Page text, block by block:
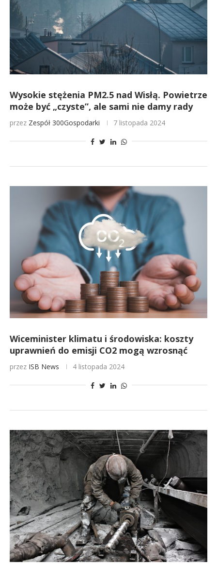
Wysokie stężenia PM2.5 nad Wisłą. Powietrze
może być „czyste”, ale sami nie damy rady
przez Zespół 300Gospodarki 7 listopada 2024
Wiceminister klimatu i środowiska: koszty
uprawnień do emisji CO2 mogą wzrosnąć
przez ISB News 4 listopada 2024